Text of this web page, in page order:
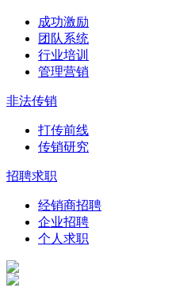
成功激励
团队系统
行业培训
管理营销
非法传销
打传前线
传销研究
招聘求职
经销商招聘
企业招聘
个人求职